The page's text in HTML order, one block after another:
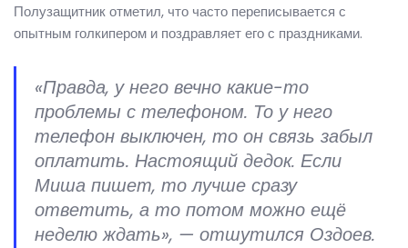
Полузащитник отметил, что часто переписывается с
опытным голкипером и поздравляет его с праздниками.
«Правда, у него вечно какие-то
проблемы с телефоном. То у него
телефон выключен, то он связь забыл
оплатить. Настоящий дедок. Если
Миша пишет, то лучше сразу
ответить, а то потом можно ещё
неделю ждать», — отшутился Оздоев.